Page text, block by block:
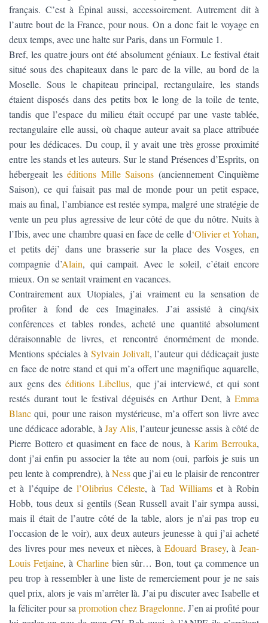
français. C’est à Épinal aussi, accessoirement. Autrement dit à
l’autre bout de la France, pour nous. On a donc fait le voyage en
deux temps, avec une halte sur Paris, dans un Formule 1.
Bref, les quatre jours ont été absolument géniaux. Le festival était
situé sous des chapiteaux dans le parc de la ville, au bord de la
Moselle. Sous le chapiteau principal, rectangulaire, les stands
étaient disposés dans des petits box le long de la toile de tente,
tandis que l’espace du milieu était occupé par une vaste tablée,
rectangulaire elle aussi, où chaque auteur avait sa place attribuée
pour les dédicaces. Du coup, il y avait une très grosse proximité
entre les stands et les auteurs. Sur le stand Présences d’Esprits, on
hébergeait les éditions Mille Saisons (anciennement Cinquième
Saison), ce qui faisait pas mal de monde pour un petit espace,
mais au final, l’ambiance est restée sympa, malgré une stratégie de
vente un peu plus agressive de leur côté de que du nôtre. Nuits à
l’Ibis, avec une chambre quasi en face de celle d‘Olivier et Yohan,
et petits déj’ dans une brasserie sur la place des Vosges, en
compagnie d’Alain, qui campait. Avec le soleil, c’était encore
mieux. On se sentait vraiment en vacances.
Contrairement aux Utopiales, j’ai vraiment eu la sensation de
profiter à fond de ces Imaginales. J’ai assisté à cinq/six
conférences et tables rondes, acheté une quantité absolument
déraisonnable de livres, et rencontré énormément de monde.
Mentions spéciales à Sylvain Jolivalt, l’auteur qui dédicaçait juste
en face de notre stand et qui m’a offert une magnifique aquarelle,
aux gens deséditions Libellus, que j’ai interviewé, et qui sont
restés durant tout le festival déguisés en Arthur Dent, à Emma
Blanc qui, pour une raison mystérieuse, m’a offert son livre avec
une dédicace adorable, à Jay Alis, l’auteur jeunesse assis à côté de
Pierre Bottero et quasiment en face de nous, àKarim Berrouka,
dont j’ai enfin pu associer la tête au nom (oui, parfois je suis un
peu lente à comprendre), à Nessque j’ai eu le plaisir de rencontrer
et à l’équipe del’Olibrius Céleste, à Tad Williamset à Robin
Hobb, tous deux si gentils (Sean Russell avait l’air sympa aussi,
mais il était de l’autre côté de la table, alors je n’ai pas trop eu
l’occasion de le voir), aux deux auteurs jeunesse à qui j’ai acheté
des livres pour mes neveux et nièces, àEdouard Brasey, àJean-
Louis Fetjaine, à Charlinebien sûr… Bon, tout ça commence un
peu trop à ressembler à une liste de remerciement pour je ne sais
quel prix, alors je vais m’arrêter là. J’ai pu discuter avec Isabelle et
la féliciter pour sa promotion chez Bragelonne. J’en ai profité pour